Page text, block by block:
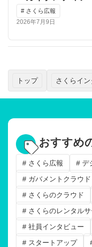
# さくら広報
2026年7月9日
トップ さくらイ
おすすめ
# さくら広報 # デ
# ガバメントクラウド
# さくらのクラウド
# さくらのレンタル
# 社員インタビュー
# スタートアップ